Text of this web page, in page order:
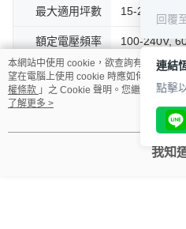
最大適用坪數 15-26坪
額定電壓頻率 100-240V,
額定消耗功率 36W
BSMI 證號
4442411001
本網站中使用 cookie，欲查詢有關本網站
望在電腦上使用 cookie 時應如何變更電腦
權條款 」之 Cookie 聲明。您繼續使用本
用條款之 Cookie 聲明使用 cookie。
了解更多 >
我知
【新
8/10
回覆